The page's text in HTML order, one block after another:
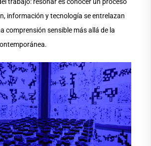
información y tecnología se entrelazan
comprensión sensible más allá de la